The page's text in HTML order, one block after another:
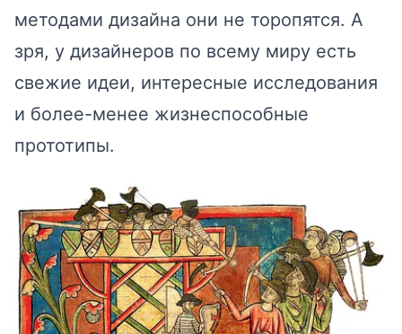
методами дизайна они не торопятся. А
зря, у дизайнеров по всему миру есть
свежие идеи, интересные исследования
и более-менее жизнеспособные
прототипы.